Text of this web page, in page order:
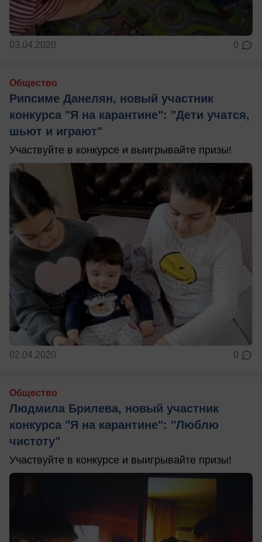
03.04.2020 0
Общество
Рипсиме Данелян, новый участник
конкурса "Я на карантине": "Дети учатся,
шьют и играют"
Участвуйте в конкурсе и выигрывайте призы!
02.04.2020 0
Общество
Людмила Брилева, новый участник
конкурса "Я на карантине": "Люблю
чистоту"
Участвуйте в конкурсе и выигрывайте призы!